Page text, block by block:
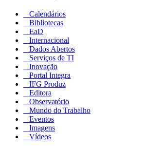
Calendários
Bibliotecas
EaD
Internacional
Dados Abertos
Serviços de TI
Inovação
Portal Integra
IFG Produz
Editora
Observatório
Mundo do Trabalho
Eventos
Imagens
Vídeos